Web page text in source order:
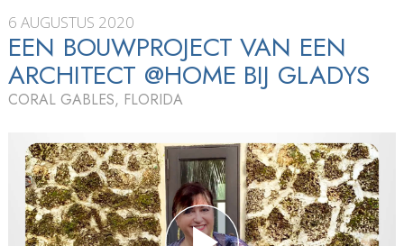
6 AUGUSTUS 2020
EEN BOUWPROJECT VAN EEN
ARCHITECT @HOME BIJ GLADYS
CORAL GABLES, FLORIDA